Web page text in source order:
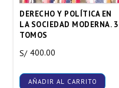
DERECHO Y POLÍTICA EN
LA SOCIEDAD MODERNA. 3
TOMOS
S/ 400.00
AÑADIR AL CARRITO